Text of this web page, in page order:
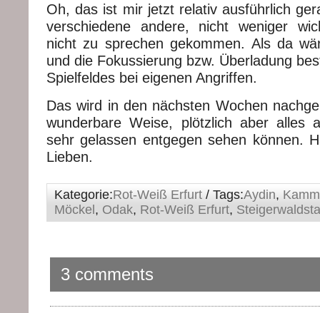
Oh, das ist mir jetzt relativ ausführlich
verschiedene andere, nicht weniger
nicht zu sprechen gekommen. Als da
und die Fokussierung bzw. Überladung
Spielfeldes bei eigenen Angriffen.
Das wird in den nächsten Wochen
wunderbare Weise, plötzlich aber alles
sehr gelassen entgegen sehen können.
Lieben.
Kategorie:Rot-Weiß Erfurt / Tags:Aydin,
Möckel, Odak, Rot-Weiß Erfurt,
3 comments